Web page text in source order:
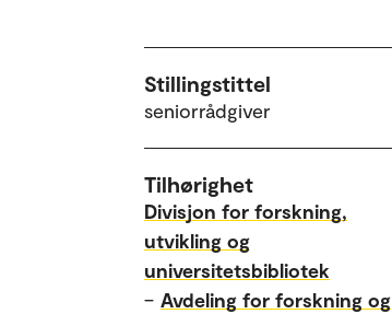
Stillingstittel
seniorrådgiver
Tilhørighet
Divisjon for forskning,
utvikling og
universitetsbibliotek
– Avdeling for forskning og